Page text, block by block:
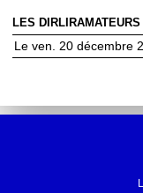
LES
Le ven. 20 décembre